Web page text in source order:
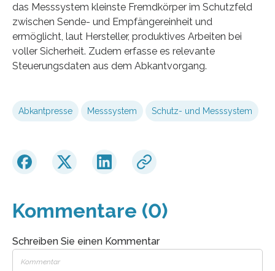
das Messsystem kleinste Fremdkörper im Schutzfeld
zwischen Sende- und Empfängereinheit und
ermöglicht, laut Hersteller, produktives Arbeiten bei
voller Sicherheit. Zudem erfasse es relevante
Steuerungsdaten aus dem Abkantvorgang.
Abkantpresse Messsystem Schutz- und Messsystem
Kommentare (0)
Schreiben Sie einen Kommentar